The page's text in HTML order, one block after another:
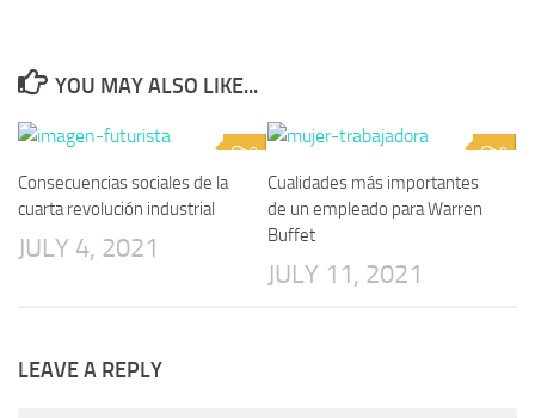
YOU MAY ALSO LIKE...
0
Consecuencias sociales de la
cuarta revolución industrial
JULY 4, 2021
0
Cualidades más importantes
de un empleado para Warren
Buffet
JULY 11, 2021
LEAVE A REPLY